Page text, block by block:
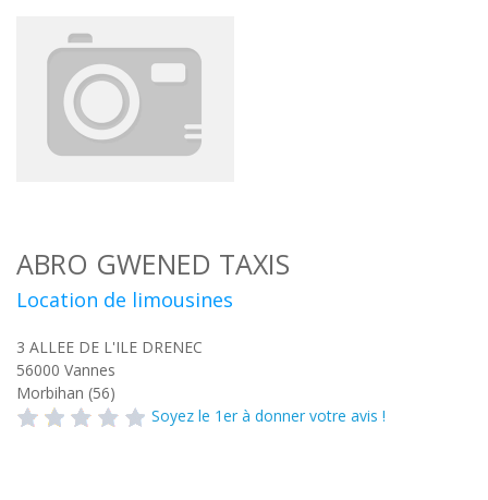
ABRO GWENED TAXIS
Location de limousines
3 ALLEE DE L'ILE DRENEC
56000 Vannes
Morbihan (56)
Soyez le 1er à donner votre avis !